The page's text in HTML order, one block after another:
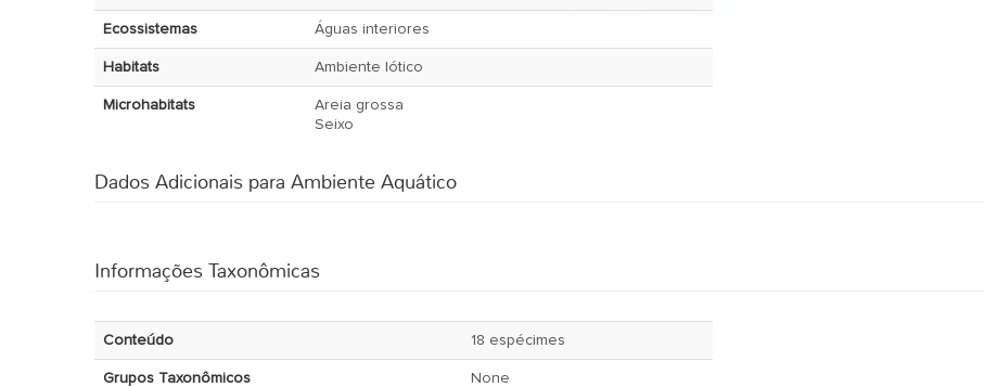
Ecossistemas Águas interiores
Habitats Ambiente lótico
Microhabitats
Areia grossa
Seixo
Dados Adicionais para Ambiente Aquático
Informações Taxonômicas
Conteúdo 18 espécimes
Grupos Taxonômicos None